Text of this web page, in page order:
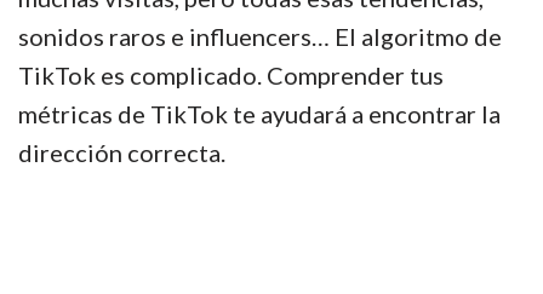
sonidos raros e influencers… El algoritmo de
TikTok es complicado. Comprender tus
métricas de TikTok te ayudará a encontrar la
dirección correcta.